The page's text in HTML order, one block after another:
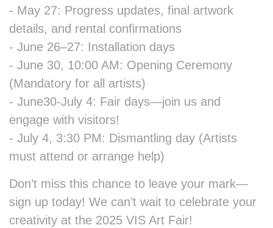
- May 27: Progress updates, final artwork
details, and rental confirmations
- June 26–27: Installation days
- June 30, 10:00 AM: Opening Ceremony
(Mandatory for all artists)
- June30-July 4: Fair days—join us and
engage with visitors!
- July 4, 3:30 PM: Dismantling day (Artists
must attend or arrange help)
Don’t miss this chance to leave your mark—
sign up today! We can’t wait to celebrate your
creativity at the 2025 VIS Art Fair!